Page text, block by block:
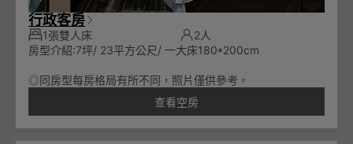
行政客房
1張雙人床
2人
房型介紹:7坪/ 23平方公尺/ 一大床180*200cm
◎同房型每房格局有所不同，照片僅供參考。
查看空房